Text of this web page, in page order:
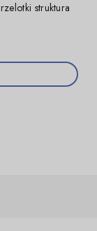
struktura